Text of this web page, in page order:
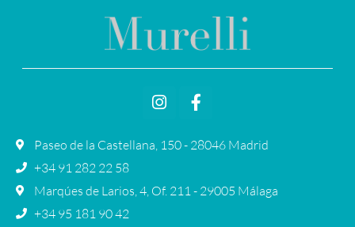
Paseo de la Castellana, 150 - 28046 Madrid
+34 91 282 22 58
Marqúes de Larios, 4, Of. 211 - 29005 Málaga
+34 95 181 90 42